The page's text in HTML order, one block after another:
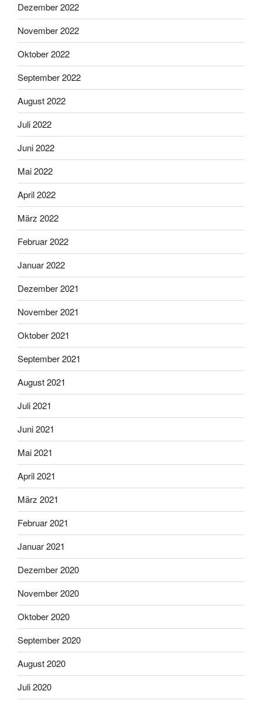
Dezember 2022
November 2022
Oktober 2022
September 2022
August 2022
Juli 2022
Juni 2022
Mai 2022
April 2022
März 2022
Februar 2022
Januar 2022
Dezember 2021
November 2021
Oktober 2021
September 2021
August 2021
Juli 2021
Juni 2021
Mai 2021
April 2021
März 2021
Februar 2021
Januar 2021
Dezember 2020
November 2020
Oktober 2020
September 2020
August 2020
Juli 2020